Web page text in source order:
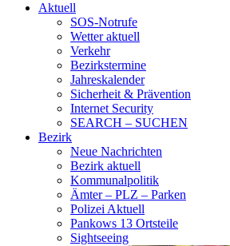
Aktuell
SOS-Notrufe
Wetter aktuell
Verkehr
Bezirkstermine
Jahreskalender
Sicherheit & Prävention
Internet Security
SEARCH – SUCHEN
Bezirk
Neue Nachrichten
Bezirk aktuell
Kommunalpolitik
Ämter – PLZ – Parken
Polizei Aktuell
Pankows 13 Ortsteile
Sightseeing